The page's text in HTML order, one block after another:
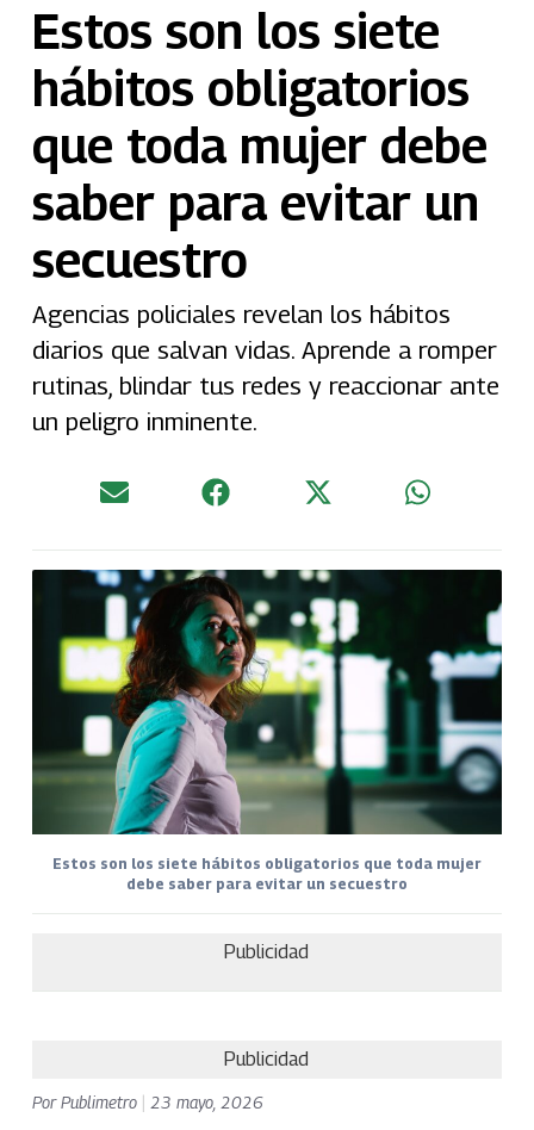
Estos son los siete
hábitos obligatorios
que toda mujer debe
saber para evitar un
secuestro
Agencias policiales revelan los hábitos
diarios que salvan vidas. Aprende a romper
rutinas, blindar tus redes y reaccionar ante
un peligro inminente.
Estos son los siete hábitos obligatorios que toda mujer
debe saber para evitar un secuestro
Publicidad
Publicidad
PorPublimetro 23 mayo, 2026